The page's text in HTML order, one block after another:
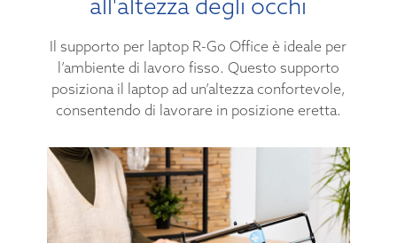
Il supporto per laptop R-Go Office è ideale per
l’ambiente di lavoro fisso. Questo supporto
posiziona il laptop ad un’altezza confortevole,
consentendo di lavorare in posizione eretta.